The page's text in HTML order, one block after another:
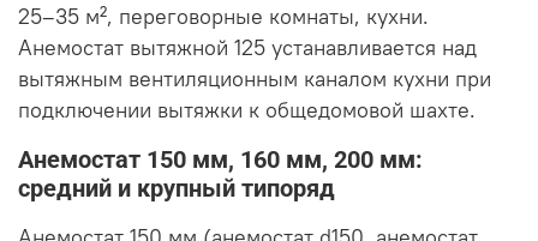
25–35 м², переговорные комнаты, кухни.
Анемостат вытяжной 125 устанавливается над
вытяжным вентиляционным каналом кухни при
подключении вытяжки к общедомовой шахте.
Анемостат 150 мм, 160 мм, 200 мм:
средний и крупный типоряд